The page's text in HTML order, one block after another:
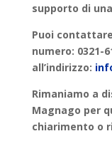
supporto di una
Puoi contattare
numero: 0321-
all’indirizzo:
Rimaniamo a
Magnago per
chiarimento o